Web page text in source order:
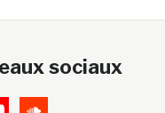
sociaux